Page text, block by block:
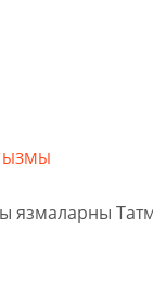
язмаларны